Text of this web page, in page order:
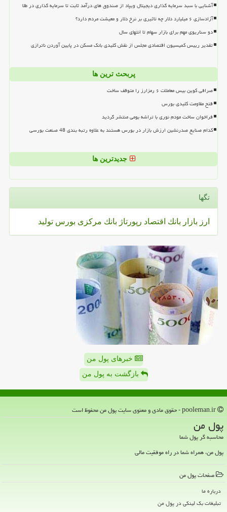
آشنایی با سبد سرمایه گذاری دیجیتال ویپاد از صندوق های درآمد ثابت تا سرمایه گذاری در طلا
آزادسازی ۶ میلیارد دلار چه تاثیری بر نرخ دلار و معیشت مردم دارد؟
دو سناریوی مهم برای بازار سهام تا انتهای سال
تقدیر رییس کمیسیون اقتصادی مجلس از نقش کلیدی بانک مسکن در پایین آوردن ناترازی
پربحث ترین ها
صرافی کوین بیس معاملات ۶ رمزارز را متوقف ساخت
فتح مقاومت کلیدی بورس
فراخوان ساخت مودم نوری با تراشه بومی منتشر گردید
کدام صنایع صدرنشین ارزش بازار در بورس هستند به علاوه رتبه بندی 48 صنعت بورسی
جدیدترین ها
تگها
ارز بازار بانك اقتصاد رپورتاژ بانك مركزی بورس تولید
خبرهای پول من
بازگشت به پول من
پول من
محاسبه گر پول شما
پول من، همراه شما در راه موفقیت مالی
صفحات پول من
درباره ما
تبلیغات بک لینکی در پول من